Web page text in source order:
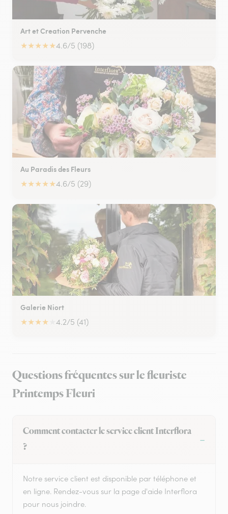
Art et Creation Pervenche
★★★★★4.6/5 (198)
Au Paradis des Fleurs
★★★★★4.6/5 (29)
Galerie Niort
★★★★ 4.2/5 (41)
Questions fréquentes sur le fleuriste
Printemps Fleuri
Comment contacter le service client Interflora
?
Notre service client est disponible par téléphone et
en ligne. Rendez-vous sur la page d'aide Interflora
pour nous joindre.